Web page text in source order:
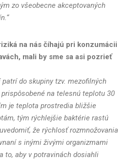
zo všeobecne akceptovaných
na nás číhajú pri konzumácii
mali by sme sa asi pozrieť
do skupiny tzv. mezofilných
na telesnú teplotu 30
je teplota prostredia bližšie
tým rýchlejšie baktérie rastú
že rýchlosť rozmnožovania
s inými živými organizmami
to, aby v potravinách dosiahli